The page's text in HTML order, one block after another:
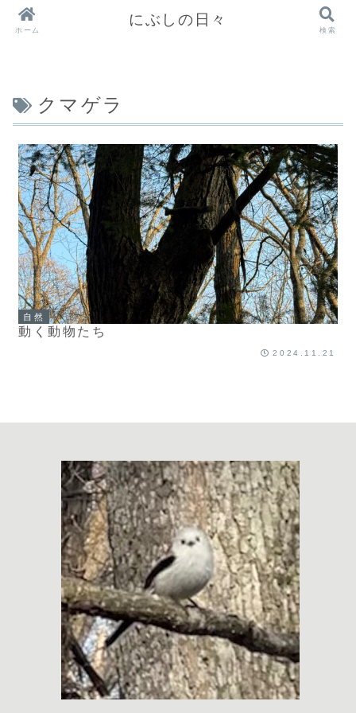
クマゲラ
自然
動く動物たち
2024.11.21
ホーム
にぶしの日々
検索